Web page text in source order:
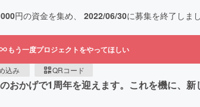
円の資金を集め、 2022/06/30に募集を終了しま
もう一度プロジェクトをやってほしい
込み QRコード
おかげで1周年を迎えます。これを機に、